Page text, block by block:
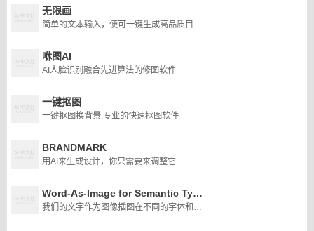
无限画
简单的文本输入，便可一键生成高品质目标图像
咻图AI
AI人脸识别融合先进算法的修图软件
一键抠图
一键抠图换背景,专业的快速抠图软件
BRANDMARK
用AI来生成设计，你只需要来调整它
Word-As-Image for Semantic Typography
我们的文字作为图像插图在不同的字体和不同的文本概念。使用我们的方法，语义调整的字母完全自动创建，然后可以用于进一步的创造性设计，正如我们在这里所演示的那样。